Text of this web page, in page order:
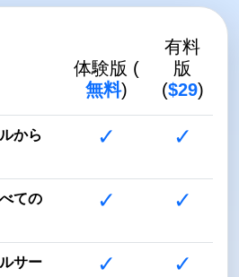
体験版 (
無料)
有料
版
($29)
から
✓ ✓
ての
✓ ✓
サー
✓ ✓